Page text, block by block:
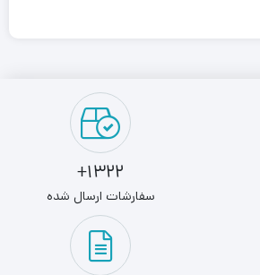
اصلی قدرتمند 200 مگاپیکسل در کنار سنسور 8 مگاپیکسل فوق‌عریض
ماکرو در نظر گرفته شده. سنسور دوربین اصلی
نور روز و نور شب توقعات شما را بیش از
می‌کند. البته نباید فراموش کنیم که دوربین
اصلی توانایی فیلمبرداری 1080 و سرعت 60 فریم در ثانیه را دارد. برای
1322+
سفارشات ارسال شده